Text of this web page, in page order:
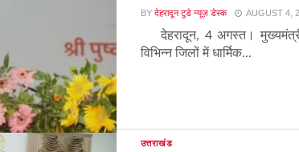
BY देहरादून टुडे न्यूज़ डेस्क AUGUST 4,
देहरादून, 4 अगस्त।
विभिन्न जिलों में धार्मिक...
उत्तराखंड